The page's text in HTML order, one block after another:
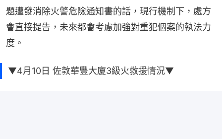
題遭發消除火警危險通知書的話，現行機制下，處方
會直接提告，未來都會考慮加強對重犯個案的執法力
度。
▼4月10日 佐敦華豐大廈3級火救援情況▼